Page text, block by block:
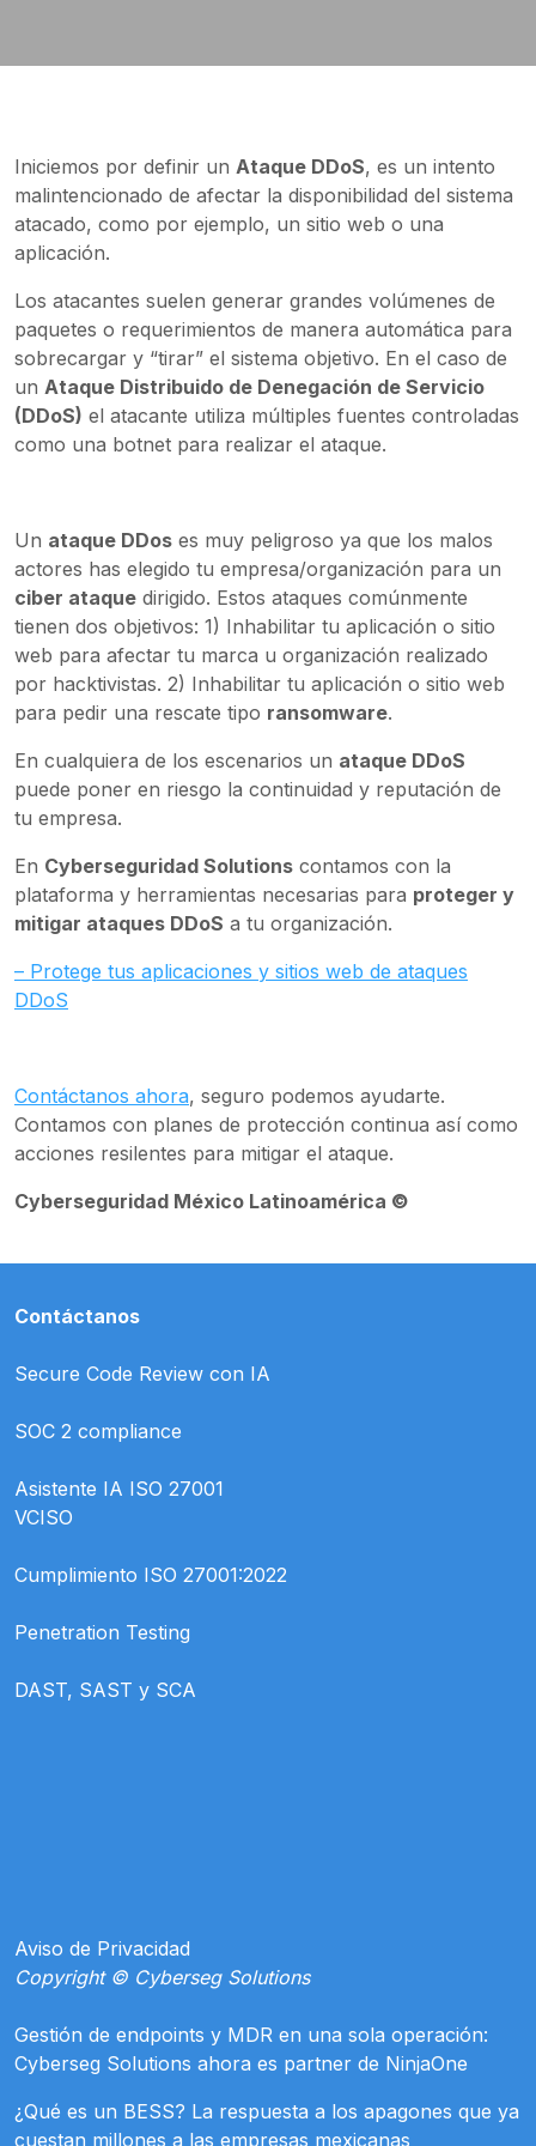
Iniciemos por definir un Ataque DDoS, es un intento
malintencionado de afectar la disponibilidad del sistema
atacado, como por ejemplo, un sitio web o una
aplicación.
Los atacantes suelen generar grandes volúmenes de
paquetes o requerimientos de manera automática para
sobrecargar y “tirar” el sistema objetivo. En el caso de
un Ataque Distribuido de Denegación de Servicio
(DDoS) el atacante utiliza múltiples fuentes controladas
como una botnet para realizar el ataque.
Un ataque DDos es muy peligroso ya que los malos
actores has elegido tu empresa/organización para un
ciber ataque dirigido. Estos ataques comúnmente
tienen dos objetivos: 1) Inhabilitar tu aplicación o sitio
web para afectar tu marca u organización realizado
por hacktivistas. 2) Inhabilitar tu aplicación o sitio web
para pedir una rescate tipo ransomware.
En cualquiera de los escenarios un ataque DDoS
puede poner en riesgo la continuidad y reputación de
tu empresa.
En Cyberseguridad Solutions contamos con la
plataforma y herramientas necesarias para proteger y
mitigar ataques DDoS a tu organización.
– Protege tus aplicaciones y sitios web de ataques
DDoS
Contáctanos ahora, seguro podemos ayudarte.
Contamos con planes de protección continua así como
acciones resilentes para mitigar el ataque.
Cyberseguridad México Latinoamérica ©
Contáctanos
Secure Code Review con IA
SOC 2 compliance
Asistente IA ISO 27001
VCISO
Cumplimiento ISO 27001:2022
Penetration Testing
DAST, SAST y SCA
Aviso de Privacidad
Copyright © Cyberseg Solutions
Gestión de endpoints y MDR en una sola operación:
Cyberseg Solutions ahora es partner de NinjaOne
¿Qué es un BESS? La respuesta a los apagones que ya
cuestan millones a las empresas mexicanas